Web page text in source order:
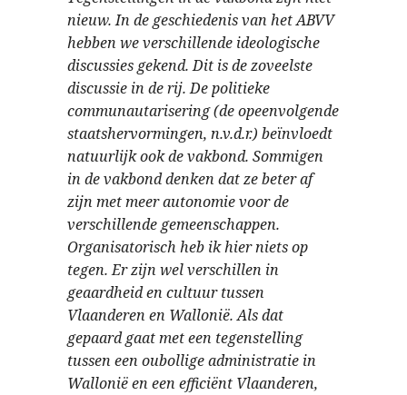
nieuw. In de geschiedenis van het ABVV
hebben we verschillende ideologische
discussies gekend. Dit is de zoveelste
discussie in de rij. De politieke
communautarisering (de opeenvolgende
staatshervormingen, n.v.d.r.) beïnvloedt
natuurlijk ook de vakbond. Sommigen
in de vakbond denken dat ze beter af
zijn met meer autonomie voor de
verschillende gemeenschappen.
Organisatorisch heb ik hier niets op
tegen. Er zijn wel verschillen in
geaardheid en cultuur tussen
Vlaanderen en Wallonië. Als dat
gepaard gaat met een tegenstelling
tussen een oubollige administratie in
Wallonië en een efficiënt Vlaanderen,